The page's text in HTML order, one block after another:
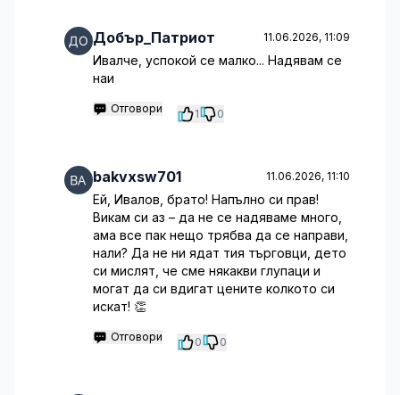
Добър_Патриот 11.06.2026, 11:09
Ивалче, успокой се малко... Надявам се
наи
Отговори 1 0
bakvxsw701 11.06.2026, 11:10
Ей, Ивалов, брато! Напълно си прав!
Викам си аз – да не се надяваме много,
ама все пак нещо трябва да се направи,
нали? Да не ни ядат тия търговци, дето
си мислят, че сме някакви глупаци и
могат да си вдигат цените колкото си
искат! 👏
Отговори 0 0